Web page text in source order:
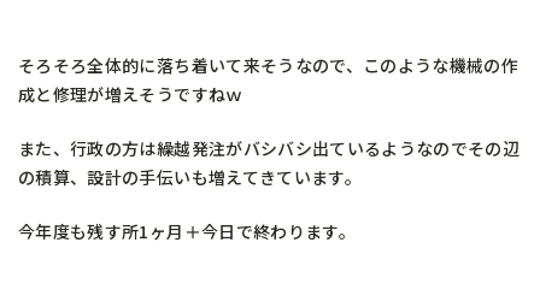
そろそろ全体的に落ち着いて来そうなので、このような機械の作
成と修理が増えそうですねｗ
また、行政の方は繰越発注がバシバシ出ているようなのでその辺
の積算、設計の手伝いも増えてきています。
今年度も残す所1ヶ月＋今日で終わります。